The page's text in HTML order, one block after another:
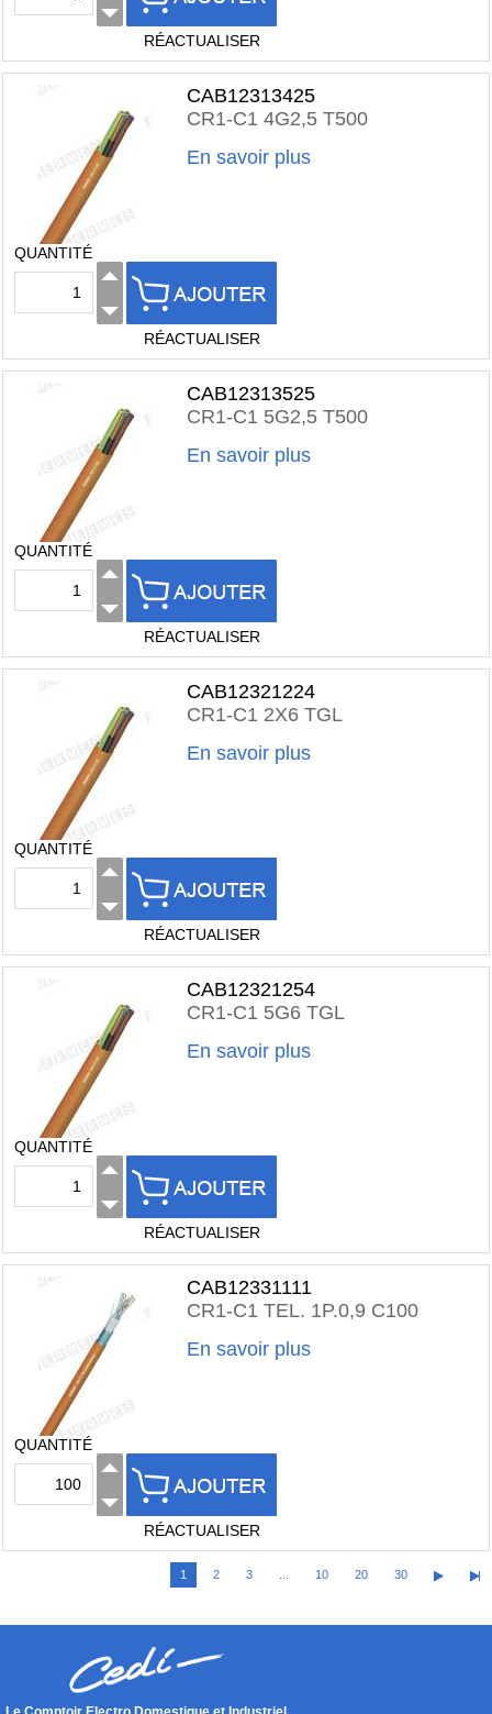
RÉACTUALISER
CAB12313425
CR1-C1 4G2,5 T500
En savoir plus
QUANTITÉ
RÉACTUALISER
CAB12313525
CR1-C1 5G2,5 T500
En savoir plus
QUANTITÉ
RÉACTUALISER
CAB12321224
CR1-C1 2X6 TGL
En savoir plus
QUANTITÉ
RÉACTUALISER
CAB12321254
CR1-C1 5G6 TGL
En savoir plus
QUANTITÉ
RÉACTUALISER
CAB12331111
CR1-C1 TEL. 1P.0,9 C100
En savoir plus
QUANTITÉ
RÉACTUALISER
1 2 3 10 20 30